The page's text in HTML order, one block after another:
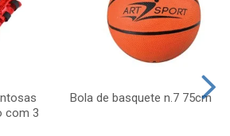
com 3
Bola de basquete n.7 75cm